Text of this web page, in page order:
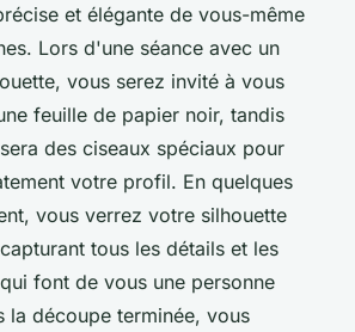
et élégante de vous-même
Lors d'une séance avec un
vous serez invité à vous
feuille de papier noir, tandis
des ciseaux spéciaux pour
votre profil. En quelques
vous verrez votre silhouette
tous les détails et les
font de vous une personne
la découpe terminée, vous